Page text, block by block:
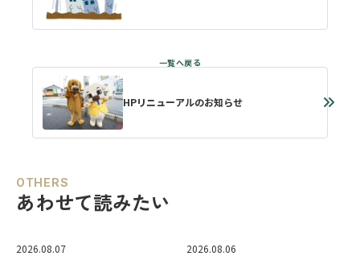
HPリニューアルのお知らせ
OTHERS
あわせて読みたい
2026.08.07 2026.08.06